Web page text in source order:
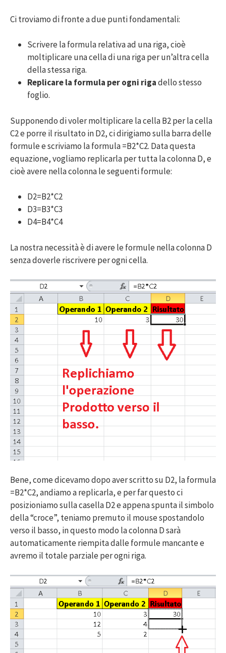
Ci troviamo di fronte a due punti fondamentali:
Scrivere la formula relativa ad una riga, cioè
moltiplicare una cella di una riga per un’altra cella
della stessa riga.
Replicare la formula per ogni rigadello stesso
foglio.
Supponendo di voler moltiplicare la cella B2 per la cella
C2 e porre il risultato in D2, ci dirigiamo sulla barra delle
formule e scriviamo la formula =B2*C2. Data questa
equazione, vogliamo replicarla per tutta la colonna D, e
cioè avere nella colonna le seguenti formule:
D2=B2*C2
D3=B3*C3
D4=B4*C4
La nostra necessità è di avere le formule nella colonna D
senza doverle riscrivere per ogni cella.
Bene, come dicevamo dopo aver scritto su D2, la formula
=B2*C2, andiamo a replicarla, e per far questo ci
posizioniamo sulla casella D2 e appena spunta il simbolo
della “croce”, teniamo premuto il mouse spostandolo
verso il basso, in questo modo la colonna D sarà
automaticamente riempita dalle formule mancante e
avremo il totale parziale per ogni riga.